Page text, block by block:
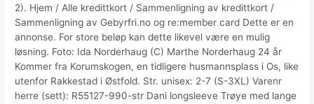
2). Hjem / Alle kredittkort / Sammenligning av kredittkort /
Sammenligning av Gebyrfri.no og re:member card Dette er en
annonse. For store beløp kan dette likevel være en mulig
løsning. Foto: Ida Norderhaug (C) Marthe Norderhaug 24 år
Kommer fra Korumskogen, en tidligere husmannsplass i Os, like
utenfor Rakkestad i Østfold. Str. unisex: 2-7 (S-3XL) Varenr
herre (sett): R55127-990-str Dani longsleeve Trøye med lange